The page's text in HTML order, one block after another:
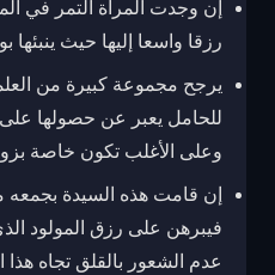
إن وجدت المرأة التمر في
رزقا واسعا إليها حيث ينبئها
يرجح مجموعة كبيرة من
للحامل يعبر عن حصولها على
وعلى الأغلب تكون خاصة
إن قامت هذه السيدة بجمعه
فيبرهن على رزق المولود
عدم الشعور بالقلق تجاه هذا